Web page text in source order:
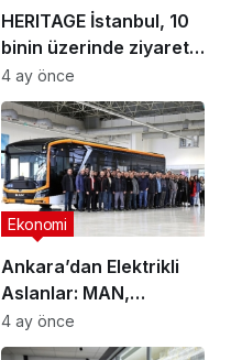
HERITAGE İstanbul, 10
binin üzerinde ziyaretçi
ağırladı
4 ay önce
Ankara’dan Elektrikli
Aslanlar: MAN,
Ankara’daki
fabrikasında eBus
Ekonomi
4 ay önce